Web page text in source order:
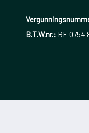
B.T.W.nr.: BE 0754